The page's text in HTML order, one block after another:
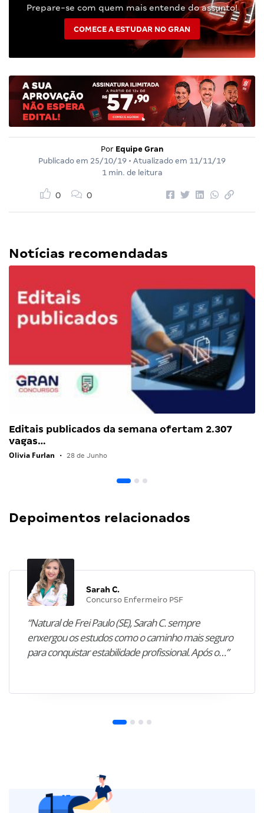
Prepare-se com quem mais entende do assunto!
COMECE A ESTUDAR NO GRAN
Por Equipe Gran
Publicado em 25/10/19 • Atualizado em 11/11/19
1 min. de leitura
0 0
Notícias recomendadas
Editais publicados da semana ofertam 2.307
vagas…
Olivia Furlan • 28 de Junho
Depoimentos relacionados
Sarah C.
Concurso Enfermeiro PSF
“Natural de Frei Paulo (SE), Sarah C. sempre
enxergou os estudos como o caminho mais seguro
para conquistar estabilidade profissional. Após o…”